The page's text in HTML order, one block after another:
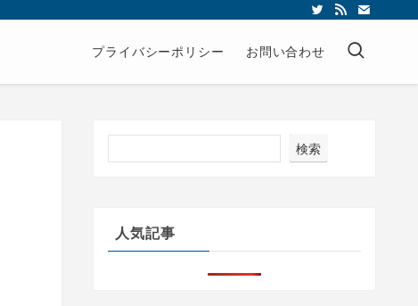
プライバシーポリシー お問い合わせ
検索
人気記事